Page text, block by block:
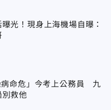
光！現身上海機場自曝：
病命危」今考上公務員 九
別救他